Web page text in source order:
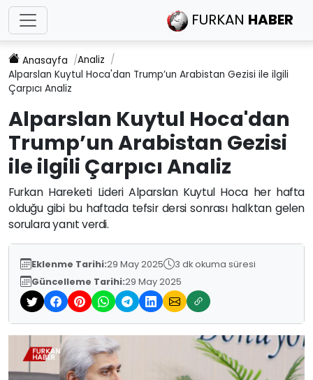
FURKAN HABER
Anasayfa
Analiz
Alparslan Kuytul Hoca'dan Trump’un Arabistan Gezisi ile ilgili
Çarpıcı Analiz
Alparslan Kuytul Hoca'dan
Trump’un Arabistan Gezisi
ile ilgili Çarpıcı Analiz
Furkan Hareketi Lideri Alparslan Kuytul Hoca her hafta
olduğu gibi bu haftada tefsir dersi sonrası halktan gelen
sorulara yanıt verdi.
Eklenme Tarihi:29 May 2025
3 dk okuma süresi
Güncelleme Tarihi:29 May 2025